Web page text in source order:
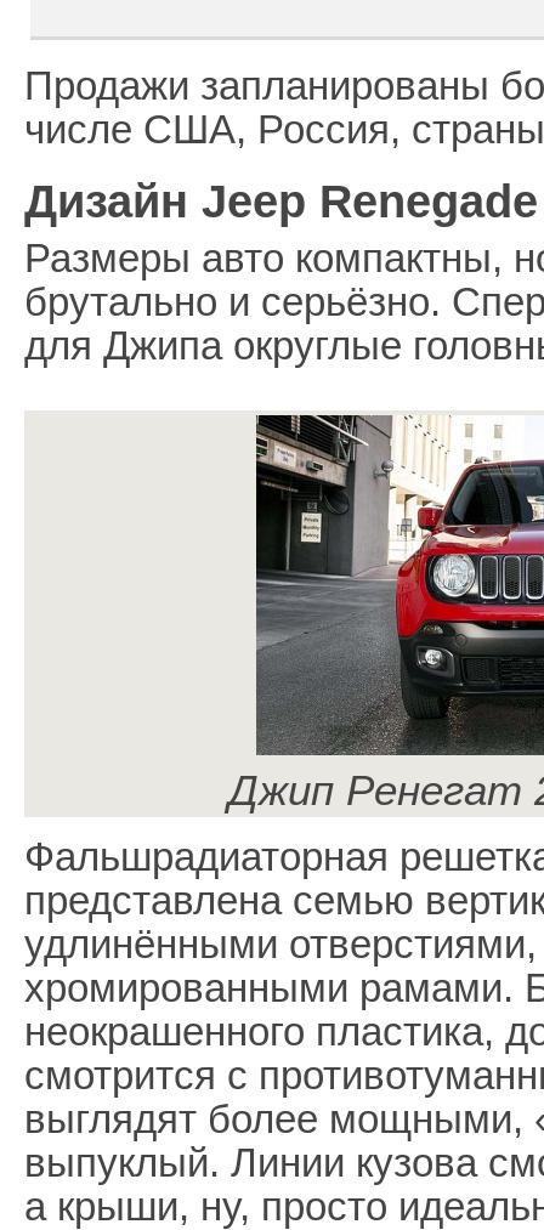
Продажи запланированы
числе США, Россия,
Дизайн Jeep
Размеры авто компактны,
брутально и серьёзно.
для Джипа округлые
Джип Ренегат
Фальшрадиаторная
представлена семью
удлинёнными
хромированными рамами.
неокрашенного пластика,
смотрится с
выглядят более мощными,
выпуклый. Линии кузова
а крыши, ну, просто